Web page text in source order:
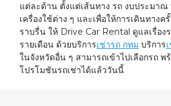
แต่ละด้าน ตั้งแต่เส้นทาง รถ งบประมาณ
เครื่องใช้ต่าง ๆ และเพื่อให้การเดินทาง
ราบรื่น ให้ Drive Car Rental ดูแลเรื่อง
รายเดือน ด้วยบริการเช่ารถ กทม บริการ
ในจังหวัดอื่น ๆ สามารถเข้าไปเลือกรถ พ
โปรโมชันรถเช่าได้แล้ววันนี้